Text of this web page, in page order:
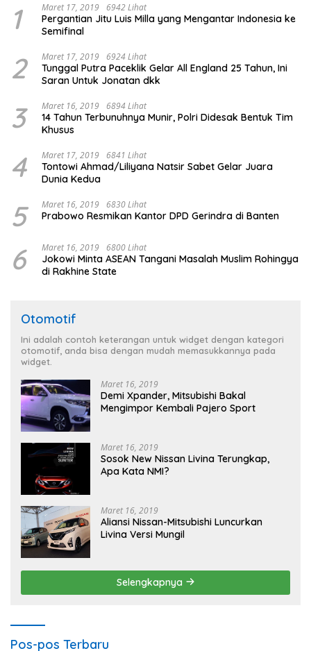
1 Maret 17, 2019 6942 Lihat
Pergantian Jitu Luis Milla yang Mengantar Indonesia ke
Semifinal
2 Maret 17, 2019 6924 Lihat
Tunggal Putra Paceklik Gelar All England 25 Tahun, Ini
Saran Untuk Jonatan dkk
3 Maret 16, 2019 6894 Lihat
14 Tahun Terbunuhnya Munir, Polri Didesak Bentuk Tim
Khusus
4 Maret 17, 2019 6841 Lihat
Tontowi Ahmad/Liliyana Natsir Sabet Gelar Juara
Dunia Kedua
5 Maret 16, 2019 6830 Lihat
Prabowo Resmikan Kantor DPD Gerindra di Banten
6 Maret 16, 2019 6800 Lihat
Jokowi Minta ASEAN Tangani Masalah Muslim Rohingya
di Rakhine State
Otomotif
Ini adalah contoh keterangan untuk widget dengan kategori
otomotif, anda bisa dengan mudah memasukkannya pada
widget.
Maret 16, 2019
Demi Xpander, Mitsubishi Bakal
Mengimpor Kembali Pajero Sport
Maret 16, 2019
Sosok New Nissan Livina Terungkap,
Apa Kata NMI?
Maret 16, 2019
Aliansi Nissan-Mitsubishi Luncurkan
Livina Versi Mungil
Selengkapnya
Pos-pos Terbaru